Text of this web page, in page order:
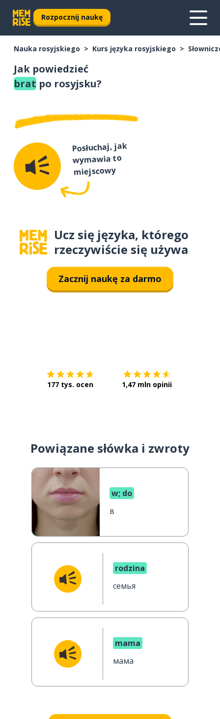
Rozpocznij naukę
Nauka rosyjskiego Kurs języka rosyjskiego
Jak powiedzieć
brat po rosyjsku?
Posłuchaj, jak
wymawia to
miejscowy
Ucz się języka, którego
rzeczywiście się używa
Zacznij naukę za darmo
177 tys. ocen 1,47 mln opinii
Powiązane słówka i zwroty
w; do
в
rodzina
семья
mama
мама